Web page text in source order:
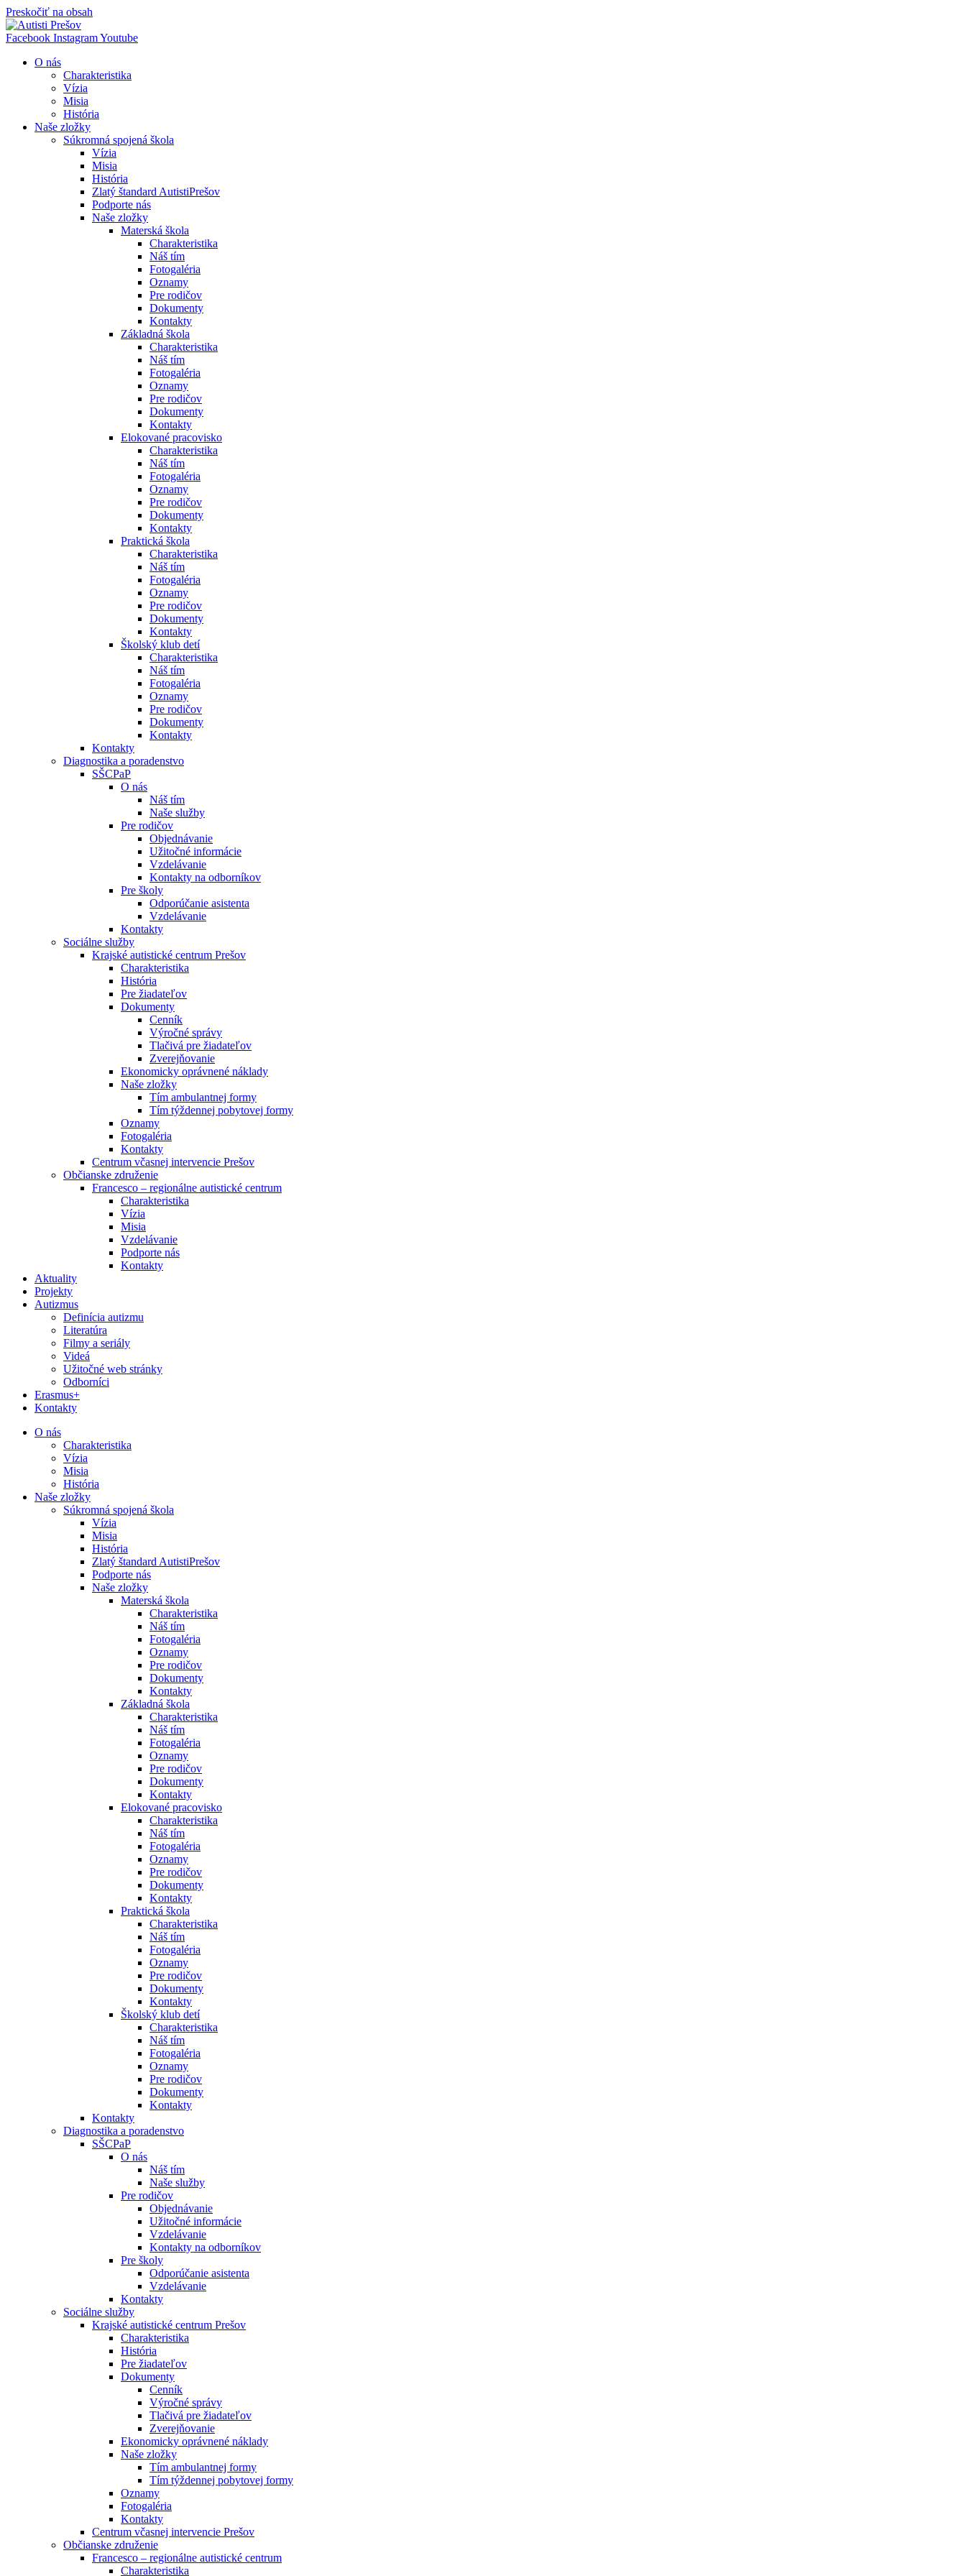
Preskočiť na obsah
Facebook InstagramYoutube
O nás
Charakteristika
Vízia
Misia
História
Naše zložky
Súkromná spojená škola
Vízia
Misia
História
Zlatý štandard AutistiPrešov
Podporte nás
Naše zložky
Materská škola
Charakteristika
Náš tím
Fotogaléria
Oznamy
Pre rodičov
Dokumenty
Kontakty
Základná škola
Charakteristika
Náš tím
Fotogaléria
Oznamy
Pre rodičov
Dokumenty
Kontakty
Elokované pracovisko
Charakteristika
Náš tím
Fotogaléria
Oznamy
Pre rodičov
Dokumenty
Kontakty
Praktická škola
Charakteristika
Náš tím
Fotogaléria
Oznamy
Pre rodičov
Dokumenty
Kontakty
Školský klub detí
Charakteristika
Náš tím
Fotogaléria
Oznamy
Pre rodičov
Dokumenty
Kontakty
Kontakty
Diagnostika a poradenstvo
SŠCPaP
O nás
Náš tím
Naše služby
Pre rodičov
Objednávanie
Užitočné informácie
Vzdelávanie
Kontakty na odborníkov
Pre školy
Odporúčanie asistenta
Vzdelávanie
Kontakty
Sociálne služby
Krajské autistické centrum Prešov
Charakteristika
História
Pre žiadateľov
Dokumenty
Cenník
Výročné správy
Tlačivá pre žiadateľov
Zverejňovanie
Ekonomicky oprávnené náklady
Naše zložky
Tím ambulantnej formy
Tím týždennej pobytovej formy
Oznamy
Fotogaléria
Kontakty
Centrum včasnej intervencie Prešov
Občianske združenie
Francesco – regionálne autistické centrum
Charakteristika
Vízia
Misia
Vzdelávanie
Podporte nás
Kontakty
Aktuality
Projekty
Autizmus
Definícia autizmu
Literatúra
Filmy a seriály
Videá
Užitočné web stránky
Odborníci
Erasmus+
Kontakty
O nás
Charakteristika
Vízia
Misia
História
Naše zložky
Súkromná spojená škola
Vízia
Misia
História
Zlatý štandard AutistiPrešov
Podporte nás
Naše zložky
Materská škola
Charakteristika
Náš tím
Fotogaléria
Oznamy
Pre rodičov
Dokumenty
Kontakty
Základná škola
Charakteristika
Náš tím
Fotogaléria
Oznamy
Pre rodičov
Dokumenty
Kontakty
Elokované pracovisko
Charakteristika
Náš tím
Fotogaléria
Oznamy
Pre rodičov
Dokumenty
Kontakty
Praktická škola
Charakteristika
Náš tím
Fotogaléria
Oznamy
Pre rodičov
Dokumenty
Kontakty
Školský klub detí
Charakteristika
Náš tím
Fotogaléria
Oznamy
Pre rodičov
Dokumenty
Kontakty
Kontakty
Diagnostika a poradenstvo
SŠCPaP
O nás
Náš tím
Naše služby
Pre rodičov
Objednávanie
Užitočné informácie
Vzdelávanie
Kontakty na odborníkov
Pre školy
Odporúčanie asistenta
Vzdelávanie
Kontakty
Sociálne služby
Krajské autistické centrum Prešov
Charakteristika
História
Pre žiadateľov
Dokumenty
Cenník
Výročné správy
Tlačivá pre žiadateľov
Zverejňovanie
Ekonomicky oprávnené náklady
Naše zložky
Tím ambulantnej formy
Tím týždennej pobytovej formy
Oznamy
Fotogaléria
Kontakty
Centrum včasnej intervencie Prešov
Občianske združenie
Francesco – regionálne autistické centrum
Charakteristika